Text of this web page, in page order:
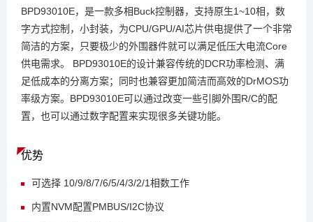
BPD93010E，是一款多相Buck控制器，支持原生1~10相，数
字方式控制，小封装，为CPU/GPU/AI芯片供电提供了一个非常
简洁的方案，只要极少的外围器件就可以满足低压大电流Core
供电需求。 BPD93010E的设计兼容传统的DCR功率检测、满
足低成本的分离方案；同时也兼容更加简洁而高效的DrMOS功
率级方案。BPD93010E可以通过改变一些引脚外围R/C的配
置，也可以通过数字配置来实现很多关键功能。
优势
可选择 10/9/8/7/6/5/4/3/2/1相数工作
内置NVM配置PMBUS/I2C协议